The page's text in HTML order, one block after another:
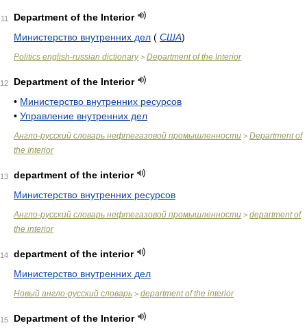
11
Department of the Interior
Министерство внутренних дел ( США)
Politics english-russian dictionary> Department of the Interior
12
Department of the Interior
• Министерство внутренних ресурсов
• Управление внутренних дел
Англо-русский словарь нефтегазовой промышленности > Department of
the Interior
13
department of the interior
Министерство внутренних ресурсов
Англо-русский словарь нефтегазовой промышленности > department of
the interior
14
department of the interior
Министерство внутренних дел
Новый англо-русский словарь > department of the interior
15
Department of the Interior